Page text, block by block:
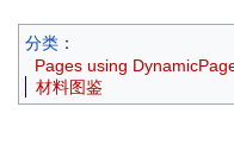
分类 ：
Pages using
材料图鉴